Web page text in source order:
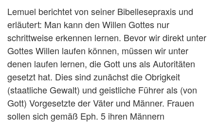
Lemuel berichtet von seiner Bibellesepraxis und
erläutert: Man kann den Willen Gottes nur
schrittweise erkennen lernen. Bevor wir direkt unter
Gottes Willen laufen können, müssen wir unter
denen laufen lernen, die Gott uns als Autoritäten
gesetzt hat. Dies sind zunächst die Obrigkeit
(staatliche Gewalt) und geistliche Führer als (von
Gott) Vorgesetzte der Väter und Männer. Frauen
sollen sich gemäß Eph. 5 ihren Männern